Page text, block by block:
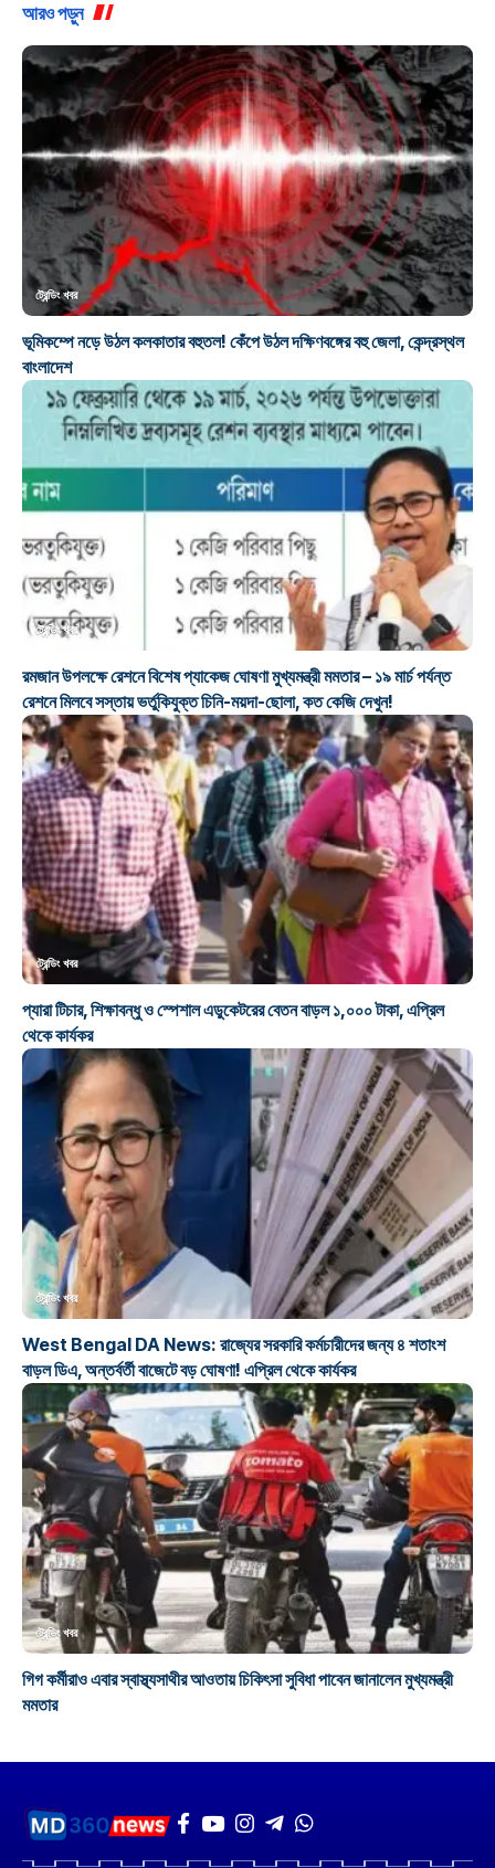
আরও পড়ুন
ট্রেন্ডিং খবর
ভূমিকম্পে নড়ে উঠল কলকাতার বহুতল! কেঁপে উঠল দক্ষিণবঙ্গের বহু জেলা, কেন্দ্রস্থল
বাংলাদেশ
ট্রেন্ডিং খবর
রমজান উপলক্ষে রেশনে বিশেষ প্যাকেজ ঘোষণা মুখ্যমন্ত্রী মমতার – ১৯ মার্চ পর্যন্ত
রেশনে মিলবে সস্তায় ভর্তুকিযুক্ত চিনি-ময়দা-ছোলা, কত কেজি দেখুন!
ট্রেন্ডিং খবর
প্যারা টিচার, শিক্ষাবন্ধু ও স্পেশাল এডুকেটরের বেতন বাড়ল ১,০০০ টাকা, এপ্রিল
থেকে কার্যকর
ট্রেন্ডিং খবর
West Bengal DA News: রাজ্যের সরকারি কর্মচারীদের জন্য ৪ শতাংশ
বাড়ল ডিএ, অন্তর্বর্তী বাজেটে বড় ঘোষণা! এপ্রিল থেকে কার্যকর
ট্রেন্ডিং খবর
গিগ কর্মীরাও এবার স্বাস্থ্যসাথীর আওতায় চিকিৎসা সুবিধা পাবেন জানালেন মুখ্যমন্ত্রী
মমতার